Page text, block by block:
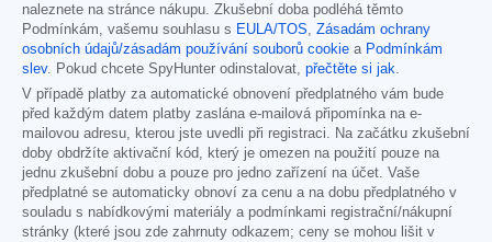
naleznete na stránce nákupu. Zkušební doba podléhá těmto
Podmínkám, vašemu souhlasu s EULA/TOS
Zásadám ochrany
osobních údajů/zásadám používání souborů cookie a Podmínkám
slev. Pokud chcete SpyHunter odinstalovat, přečtěte si jak
V případě platby za automatické obnovení předplatného vám bude
před každým datem platby zaslána e-mailová připomínka na e-
mailovou adresu, kterou jste uvedli při registraci. Na začátku zkušební
doby obdržíte aktivační kód, který je omezen na použití pouze na
jednu zkušební dobu a pouze pro jedno zařízení na účet. Vaše
předplatné se automaticky obnoví za cenu a na dobu předplatného v
souladu s nabídkovými materiály a podmínkami registrační/nákupní
stránky (které jsou zde zahrnuty odkazem; ceny se mohou lišit v